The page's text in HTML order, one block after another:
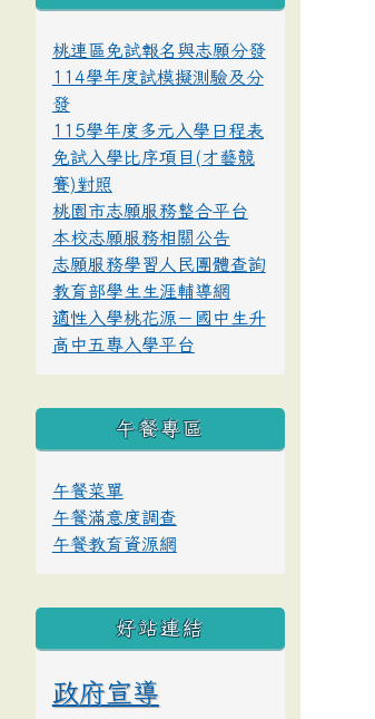
桃連區免試報名與志願分發
114學年度試模擬測驗及分
發
115學年度多元入學日程表
免試入學比序項目(才藝競
賽)對照
桃園市志願服務整合平台
本校志願服務相關公告
志願服務學習人民團體查詢
教育部學生生涯輔導網
適性入學桃花源－國中生升
高中五專入學平台
午餐專區
午餐菜單
午餐滿意度調查
午餐教育資源網
好站連結
政府宣導